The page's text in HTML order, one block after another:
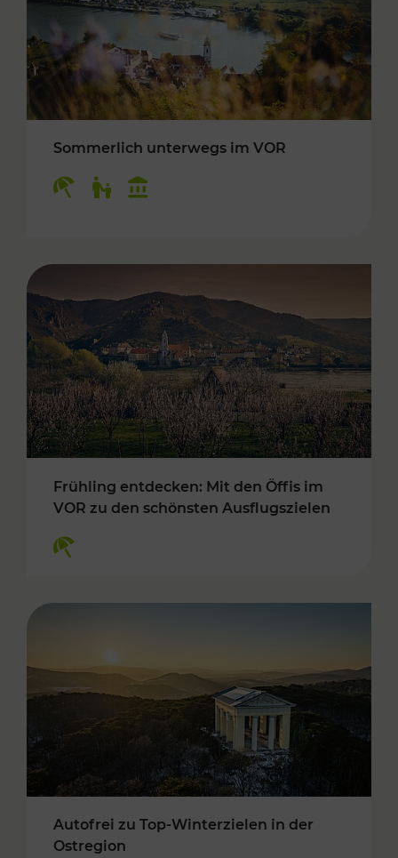
Sommerlich unterwegs im VOR
Frühling entdecken: Mit den Öffis im
VOR zu den schönsten Ausflugszielen
Autofrei zu Top-Winterzielen in der
Ostregion